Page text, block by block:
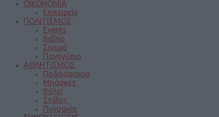
ΟΙΚΟΝΟΜΙΑ
Επιχειρείν
ΠΟΛΙΤΙΣΜΟΣ
Events
Βιβλίο
Σινεμά
Πανηγύρια
ΑΘΛΗΤΙΣΜΟΣ
Ποδόσφαιρο
Μπάσκετ
Βόλεϊ
Στίβος
Πυγμαχία